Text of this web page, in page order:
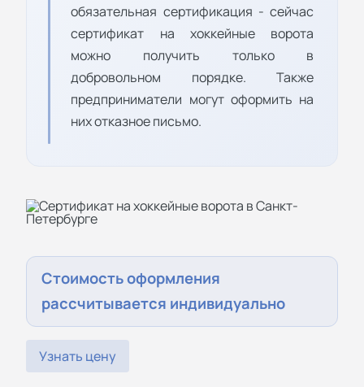
обязательная сертификация - сейчас
сертификат на хоккейные ворота
можно получить только в
добровольном порядке. Также
предприниматели могут оформить на
них отказное письмо.
Стоимость оформления
рассчитывается индивидуально
Узнать цену